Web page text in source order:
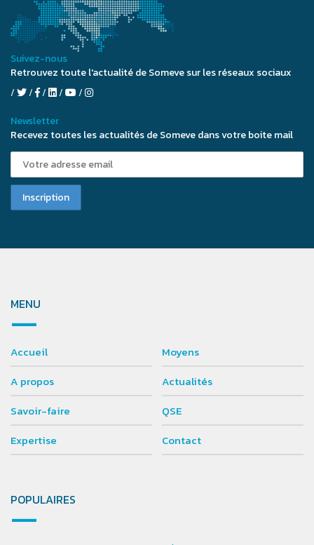
Suivez-nous
Retrouvez toute l'actualité de Someve sur les réseaux sociaux
Newsletter
Recevez toutes les actualités de Someve dans votre boite mail
MENU
Accueil
A propos
Savoir-faire
Expertise
Moyens
Actualités
QSE
Contact
POPULAIRES